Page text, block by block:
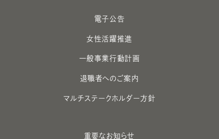
電子公告
女性活躍推進
一般事業行動計画
退職者へのご案内
マルチステークホルダー方針
重要なお知らせ